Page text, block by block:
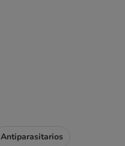
Antiparasitarios